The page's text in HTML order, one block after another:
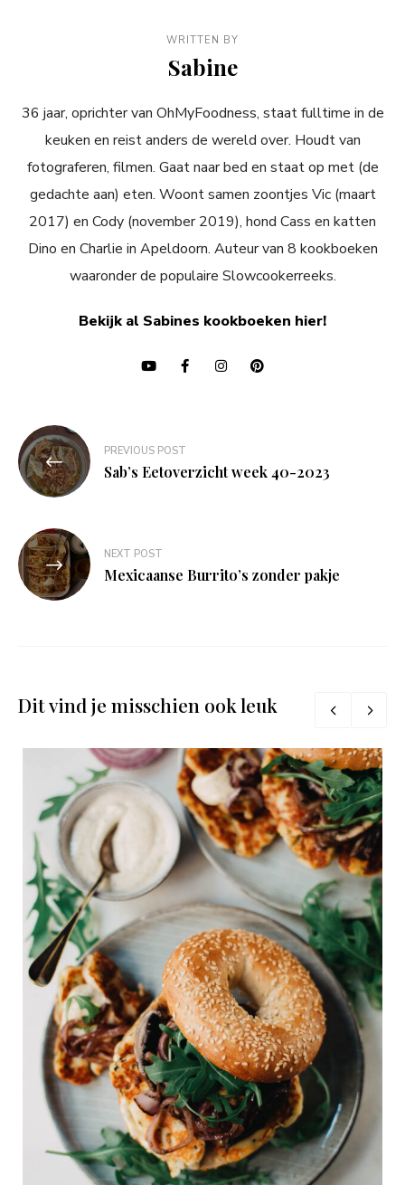
WRITTEN BY
Sabine
36 jaar, oprichter van OhMyFoodness, staat fulltime in de
keuken en reist anders de wereld over. Houdt van
fotograferen, filmen. Gaat naar bed en staat op met (de
gedachte aan) eten. Woont samen zoontjes Vic (maart
2017) en Cody (november 2019), hond Cass en katten
Dino en Charlie in Apeldoorn. Auteur van 8 kookboeken
waaronder de populaire Slowcookerreeks.
Bekijk al Sabines kookboeken hier!
Bericht
navigatie
PREVIOUS POST
Sab’s Eetoverzicht week 40-2023
NEXT POST
Mexicaanse Burrito’s zonder pakje
Dit vind je misschien ook leuk